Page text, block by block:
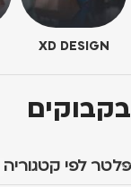
XD DESIGN
בקבוקים
פלטר לפי קטגוריה